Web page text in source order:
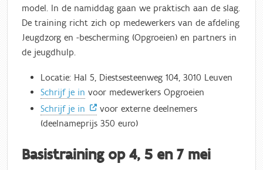
model. In de namiddag gaan we praktisch aan de slag.
De training richt zich op medewerkers van de afdeling
Jeugdzorg en -bescherming (Opgroeien) en partners in
de jeugdhulp.
Locatie: Hal 5, Diestsesteenweg 104, 3010 Leuven
Schrijf je in voor medewerkers Opgroeien
Schrijf je in
voor externe deelnemers
(deelnameprijs 350 euro)
Basistraining op 4, 5 en 7 mei